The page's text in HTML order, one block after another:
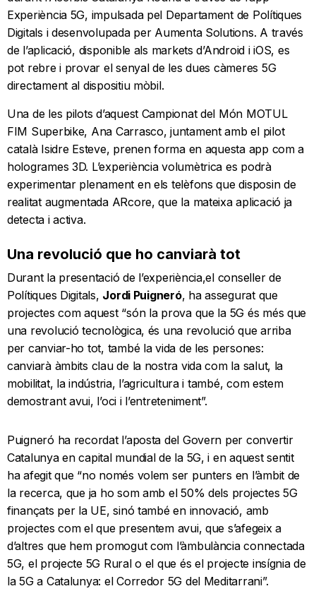
Experiència 5G, impulsada pel Departament de Polítiques
Digitals i desenvolupada per Aumenta Solutions. A través
de l’aplicació, disponible als markets d’Android i iOS, es
pot rebre i provar el senyal de les dues càmeres 5G
directament al dispositiu mòbil.
Una de les pilots d’aquest Campionat del Món MOTUL
FIM Superbike, Ana Carrasco, juntament amb el pilot
català Isidre Esteve, prenen forma en aquesta app com a
hologrames 3D. L’experiència volumètrica es podrà
experimentar plenament en els telèfons que disposin de
realitat augmentada ARcore, que la mateixa aplicació ja
detecta i activa.
Una revolució que ho canviarà tot
Durant la presentació de l’experiència,el conseller de
Polítiques Digitals, Jordi Puigneró, ha assegurat que
projectes com aquest “són la prova que la 5G és més que
una revolució tecnològica, és una revolució que arriba
per canviar-ho tot, també la vida de les persones:
canviarà àmbits clau de la nostra vida com la salut, la
mobilitat, la indústria, l’agricultura i també, com estem
demostrant avui, l’oci i l’entreteniment”.
Puigneró ha recordat l’aposta del Govern per convertir
Catalunya en capital mundial de la 5G, i en aquest sentit
ha afegit que “no només volem ser punters en l’àmbit de
la recerca, que ja ho som amb el 50% dels projectes 5G
finançats per la UE, sinó també en innovació, amb
projectes com el que presentem avui, que s’afegeix a
d’altres que hem promogut com l’àmbulància connectada
5G, el projecte 5G Rural o el que és el projecte insígnia de
la 5G a Catalunya: el Corredor 5G del Meditarrani”.